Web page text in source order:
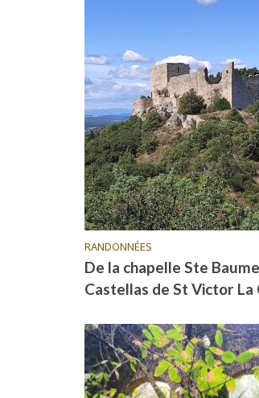
RANDONNÉES
De la chapelle Ste
Castellas de St Victor La